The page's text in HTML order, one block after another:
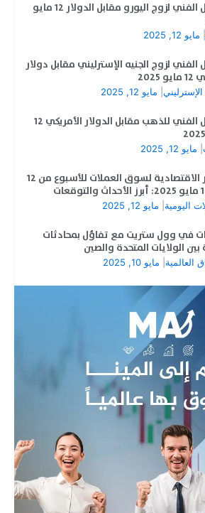
التحليل الفني لزوج اليورو مقابل الدولار 12 مايو
مايو 12, 2025
الفني لزوج الجنيه الإسترليني مقابل دولار
الإسترليني مايو 12, 2025
التحليل الفني للذهب مقابل الدولار الأمريكي 12
مايو 12, 2025
الأخبار الاقتصادية لسوق العملات للأسبوع من 12
اليومية مايو 12, 2025
في وول ستريت مع تفاؤل بمحادثات
بين الولايات المتحدة والصين
العالمية مايو 10, 2025